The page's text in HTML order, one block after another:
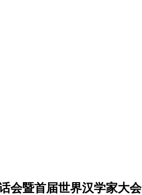
会暨首届世界汉学家大会